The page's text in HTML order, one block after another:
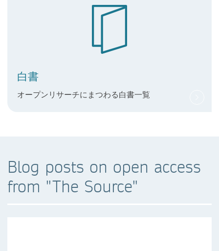
白書
オープンリサーチにまつわる白書一覧
Blog posts on open access
from "The Source"